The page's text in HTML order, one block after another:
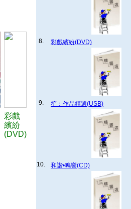
彩戲
繽紛
(DVD)
8. 彩戲繽紛(DVD)
9. 笙：作品精選(USB)
10. 和諧•鳴響(CD)